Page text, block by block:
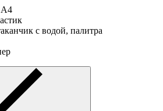
А4
с водой, палитра